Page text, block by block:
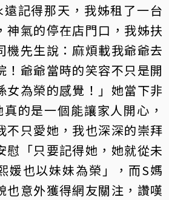
記得那天，我姊租了一台
神氣的停在店門口，我姊扶
機先生說：麻煩載我爺爺去
！爺爺當時的笑容不只是開
女為榮的感覺！」她當下非
的是一個能讓家人開心，
不只愛她，我也深深的崇拜
慰「只要記得她，她就從未
媛也以妹妹為榮」，而S媽
也意外獲得網友關注，讚嘆